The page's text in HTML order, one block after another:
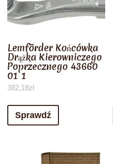
Lemförder Końcówka
Drążka Kierowniczego
Poprzecznego 43660
01 1
382,18zł
Sprawdź